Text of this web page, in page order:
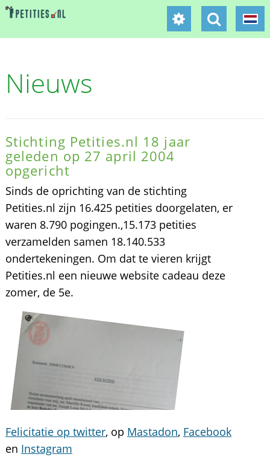
Nieuws
Stichting Petities.nl 18 jaar
geleden op 27 april 2004
opgericht
Sinds de oprichting van de stichting
Petities.nl zijn 16.425 petities doorgelaten, er
waren 8.790 pogingen.,15.173 petities
verzamelden samen 18.140.533
ondertekeningen. Om dat te vieren krijgt
Petities.nl een nieuwe website cadeau deze
zomer, de 5e.
Felicitatie op twitter, op Mastadon, Facebook
en Instagram